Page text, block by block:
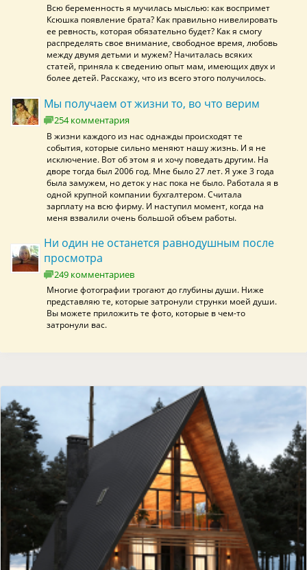
Всю беременность я мучилась мыслью: как воспримет
Ксюшка появление брата? Как правильно нивелировать
ее ревность, которая обязательно будет? Как я смогу
распределять свое внимание, свободное время, любовь
между двумя детьми и мужем? Начиталась всяких
статей, приняла к сведению опыт мам, имеющих двух и
более детей. Расскажу, что из всего этого получилось.
Мы получаем от жизни то, во что верим
254 комментария
В жизни каждого из нас однажды происходят те
события, которые сильно меняют нашу жизнь. И я не
исключение. Вот об этом я и хочу поведать другим. На
дворе тогда был 2006 год. Мне было 27 лет. Я уже 3 года
была замужем, но деток у нас пока не было. Работала я в
одной крупной компании бухгалтером. Считала
зарплату на всю фирму. И наступил момент, когда на
меня взвалили очень большой объем работы.
Ни один не останется равнодушным после
просмотра
249 комментариев
Многие фотографии трогают до глубины души. Ниже
представляю те, которые затронули струнки моей души.
Вы можете приложить те фото, которые в чем-то
затронули вас.